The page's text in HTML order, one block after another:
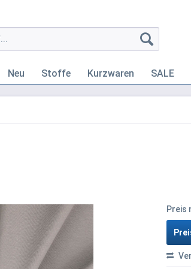
Neu Stoffe Kurzwaren SALE
Preis